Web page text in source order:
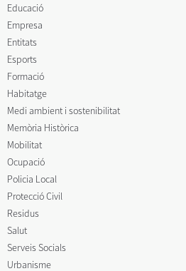
Educació
Empresa
Entitats
Esports
Formació
Habitatge
Medi ambient i sostenibilitat
Memòria Històrica
Mobilitat
Ocupació
Policia Local
Protecció Civil
Residus
Salut
Serveis Socials
Urbanisme